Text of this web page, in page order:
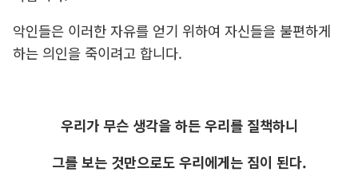
악인들은 이러한 자유를 얻기 위하여 자신들을 불편하게
하는 의인을 죽이려고 합니다.
우리가 무슨 생각을 하든 우리를 질책하니
그를 보는 것만으로도 우리에게는 짐이 된다.